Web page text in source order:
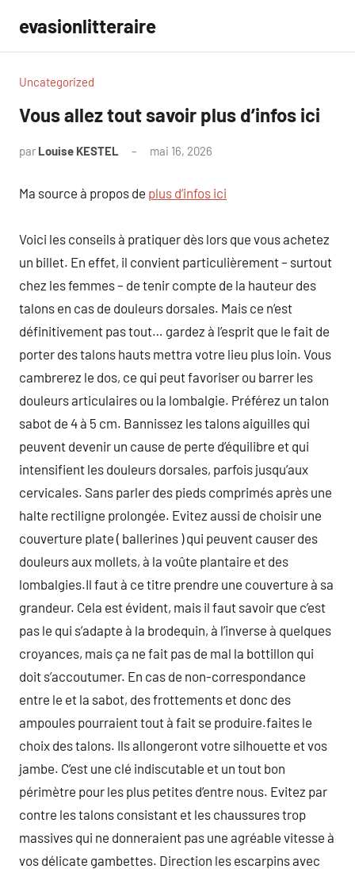
contenu
evasionlitteraire
Uncategorized
Vous allez tout savoir plus d’infos ici
par Louise KESTEL mai 16, 2026
Ma source à propos de plus d’infos ici
Voici les conseils à pratiquer dès lors que vous achetez
un billet. En effet, il convient particulièrement – surtout
chez les femmes – de tenir compte de la hauteur des
talons en cas de douleurs dorsales. Mais ce n’est
définitivement pas tout… gardez à l’esprit que le fait de
porter des talons hauts mettra votre lieu plus loin. Vous
cambrerez le dos, ce qui peut favoriser ou barrer les
douleurs articulaires ou la lombalgie. Préférez un talon
sabot de 4 à 5 cm. Bannissez les talons aiguilles qui
peuvent devenir un cause de perte d’équilibre et qui
intensifient les douleurs dorsales, parfois jusqu’aux
cervicales. Sans parler des pieds comprimés après une
halte rectiligne prolongée. Evitez aussi de choisir une
couverture plate ( ballerines ) qui peuvent causer des
douleurs aux mollets, à la voûte plantaire et des
lombalgies.Il faut à ce titre prendre une couverture à sa
grandeur. Cela est évident, mais il faut savoir que c’est
pas le qui s’adapte à la brodequin, à l’inverse à quelques
croyances, mais ça ne fait pas de mal la bottillon qui
doit s’accoutumer. En cas de non-correspondance
entre le et la sabot, des frottements et donc des
ampoules pourraient tout à fait se produire.faites le
choix des talons. Ils allongeront votre silhouette et vos
jambe. C’est une clé indiscutable et un tout bon
périmètre pour les plus petites d’entre nous. Evitez par
contre les talons consistant et les chaussures trop
massives qui ne donneraient pas une agréable vitesse à
vos délicate gambettes. Direction les escarpins avec